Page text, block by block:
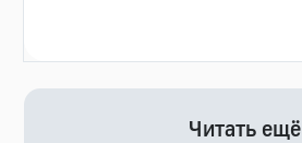
Читать ещё